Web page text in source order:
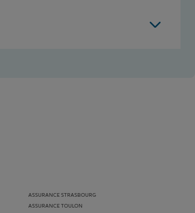
ASSURANCE STRASBOURG
ASSURANCE TOULON